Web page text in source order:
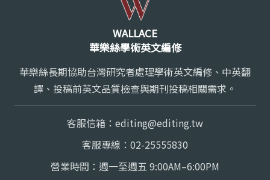
WALLACE
華樂絲學術英文編修
華樂絲長期協助台灣研究者處理學術英文編修、中英翻
譯、投稿前英文品質檢查與期刊投稿相關需求。
客服信箱： editing@editing.tw
客服專線： 02-25555830
營業時間：週一至週五 9:00AM–6:00PM